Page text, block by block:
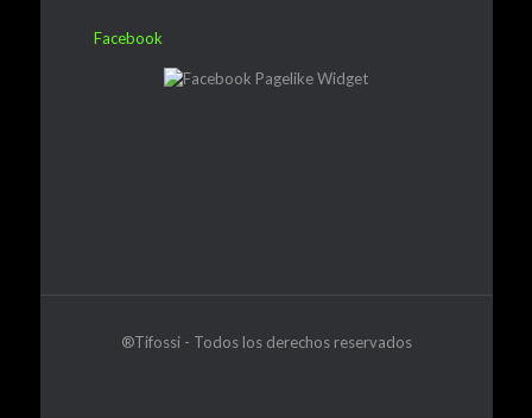
Facebook
®Tifossi - Todos los derechos reservados